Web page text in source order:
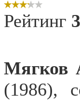
Рейтинг
Мягков
(1986),